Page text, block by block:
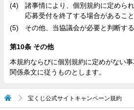
諸事情により、個別規約に定めら
応募受付を終了する場合があること
その他、当協議会が必要と判断す
第10条 その他
本規約ならびに個別規約に定めがない
関係条文に従うものとします。
宝くじ公式サイトキャンペーン規約